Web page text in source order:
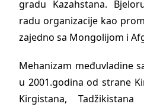
gradu Kazahstana.
radu organizacije kao
zajedno sa Mongolijom i
Mehanizam međuvladine
u 2001.godina od strane
Kirgistana,